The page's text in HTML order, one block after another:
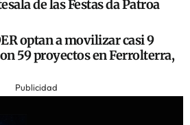
de las Festas da Patroa
optan a movilizar casi 9
59 proyectos en Ferrolterra,
Publicidad